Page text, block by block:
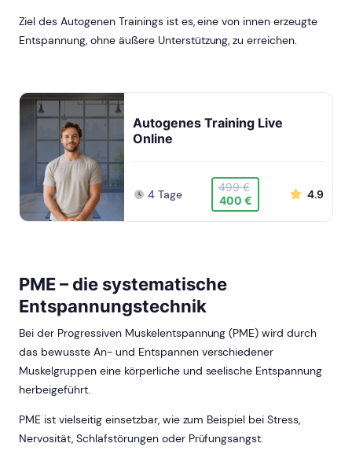
Ziel des Autogenen Trainings ist es, eine von innen erzeugte
Entspannung, ohne äußere Unterstützung, zu erreichen.
Autogenes Training Live
Online
4 Tage
499 €
400 €
4.9
PME – die systematische
Entspannungstechnik
Bei der Progressiven Muskelentspannung (PME) wird durch
das bewusste An- und Entspannen verschiedener
Muskelgruppen eine körperliche und seelische Entspannung
herbeigeführt.
PME ist vielseitig einsetzbar, wie zum Beispiel bei Stress,
Nervosität, Schlafstörungen oder Prüfungsangst.